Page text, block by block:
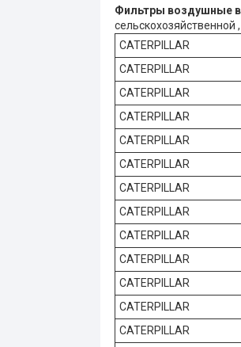
Фильтры
сельскохозяйственной
CATERPILLAR
CATERPILLAR
CATERPILLAR
CATERPILLAR
CATERPILLAR
CATERPILLAR
CATERPILLAR
CATERPILLAR
CATERPILLAR
CATERPILLAR
CATERPILLAR
CATERPILLAR
CATERPILLAR